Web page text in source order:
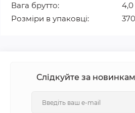
Вага брутто:
4,0
Розміри в упаковці:
Слідкуйте за